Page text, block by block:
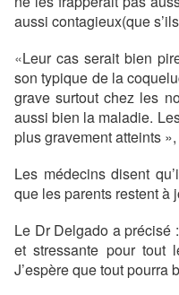
aussi contagieux(que
«Leur cas serait bien
son typique de la
grave surtout chez les
aussi bien la maladie.
plus gravement atteints
Les médecins disent
que les parents restent à
Le Dr Delgado a précisé
et stressante pour tout
J’espère que tout pourra